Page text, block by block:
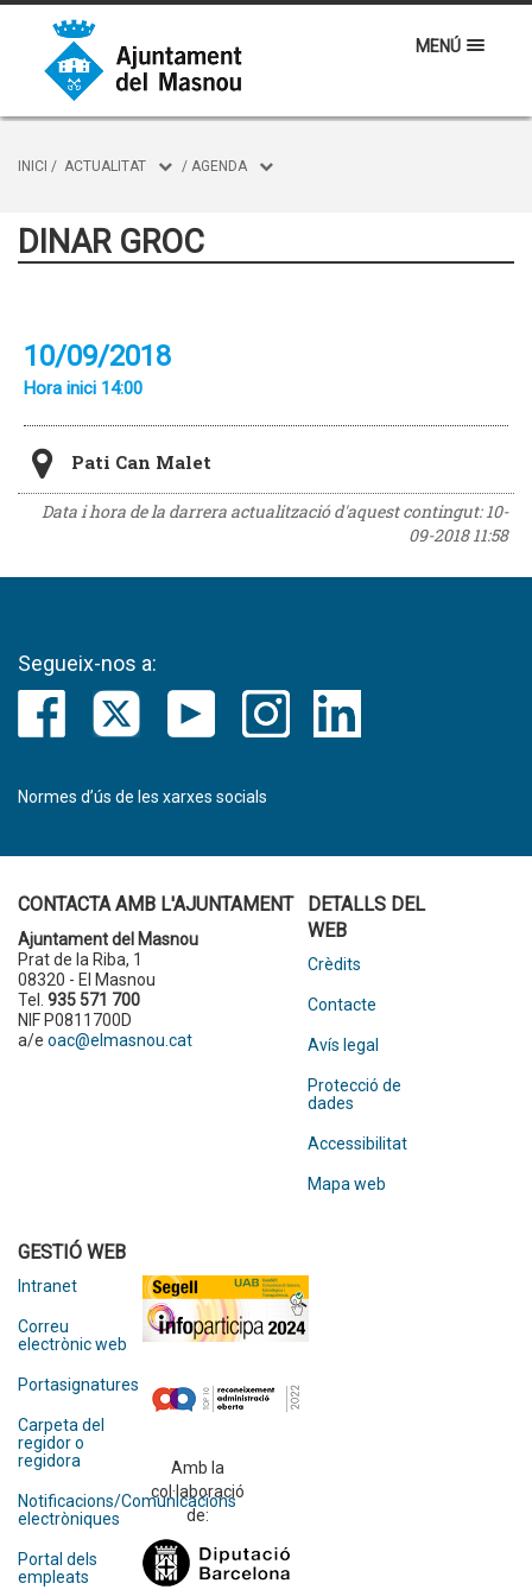
MENÚ
INICI / ACTUALITAT / AGENDA
DINAR GROC
10/09/2018
Hora inici 14:00
Pati Can Malet
Data i hora de la darrera actualització d'aquest contingut:10-
09-2018 11:58
Segueix-nos a:
Normes d’ús de les xarxes socials
CONTACTA AMB L'AJUNTAMENT
Ajuntament del Masnou
Prat de la Riba, 1
08320 - El Masnou
Tel. 935 571 700
NIF P0811700D
a/e oac@elmasnou.cat
DETALLS DEL
WEB
Crèdits
Contacte
Avís legal
Protecció de
dades
Accessibilitat
Mapa web
GESTIÓ WEB
Intranet
Correu
electrònic web
Portasignatures
Carpeta del
regidor o
regidora
Notificacions/Comunicacions
electròniques
Portal dels
empleats
Amb la
col·laboració
de: